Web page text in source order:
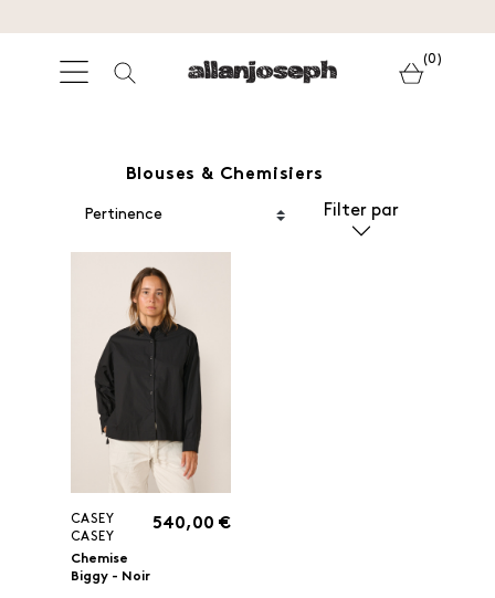
(0)
Blouses & Chemisiers
Filter par
CASEY
CASEY
Chemise
Biggy - Noir
540,00 €